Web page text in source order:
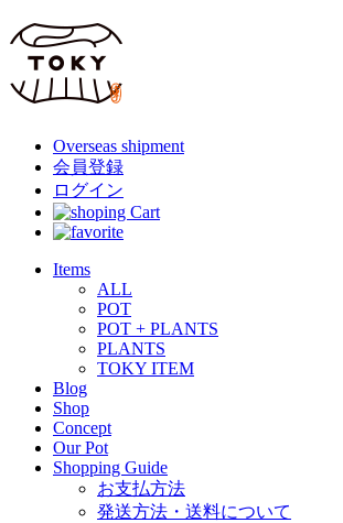
Overseas shipment
会員登録
ログイン
Items
ALL
POT
POT + PLANTS
PLANTS
TOKY ITEM
Blog
Shop
Concept
Our Pot
Shopping Guide
お支払方法
発送方法・送料について